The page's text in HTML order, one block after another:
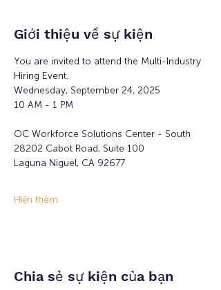
Giới thiệu về sự kiện
You are invited to attend the Multi-Industry
Hiring Event.
Wednesday, September 24, 2025
10 AM - 1 PM
OC Workforce Solutions Center - South
28202 Cabot Road, Suite 100
Laguna Niguel, CA 92677
Hiện thêm
Chia sẻ sự kiện của bạn